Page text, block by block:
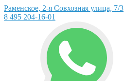
Раменское, 2-я Совхозная улица, 7/3
8 495 204-16-01